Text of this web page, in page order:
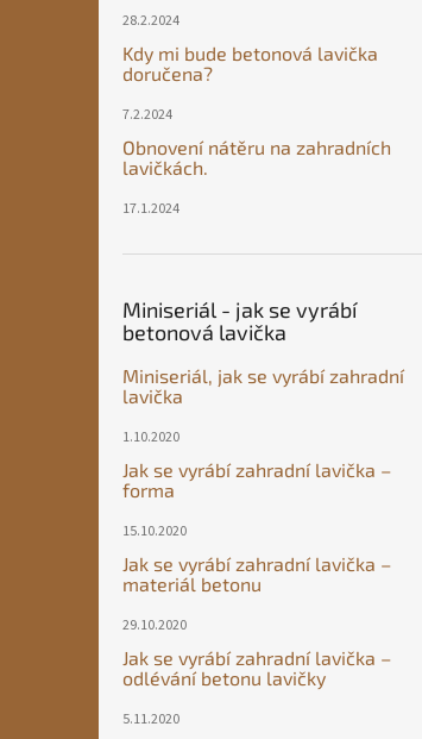
28.2.2024
Kdy mi bude betonová lavička
doručena?
7.2.2024
Obnovení nátěru na zahradních
lavičkách.
17.1.2024
Miniseriál - jak se vyrábí
betonová lavička
Miniseriál, jak se vyrábí zahradní
lavička
1.10.2020
Jak se vyrábí zahradní lavička –
forma
15.10.2020
Jak se vyrábí zahradní lavička –
materiál betonu
29.10.2020
Jak se vyrábí zahradní lavička –
odlévání betonu lavičky
5.11.2020